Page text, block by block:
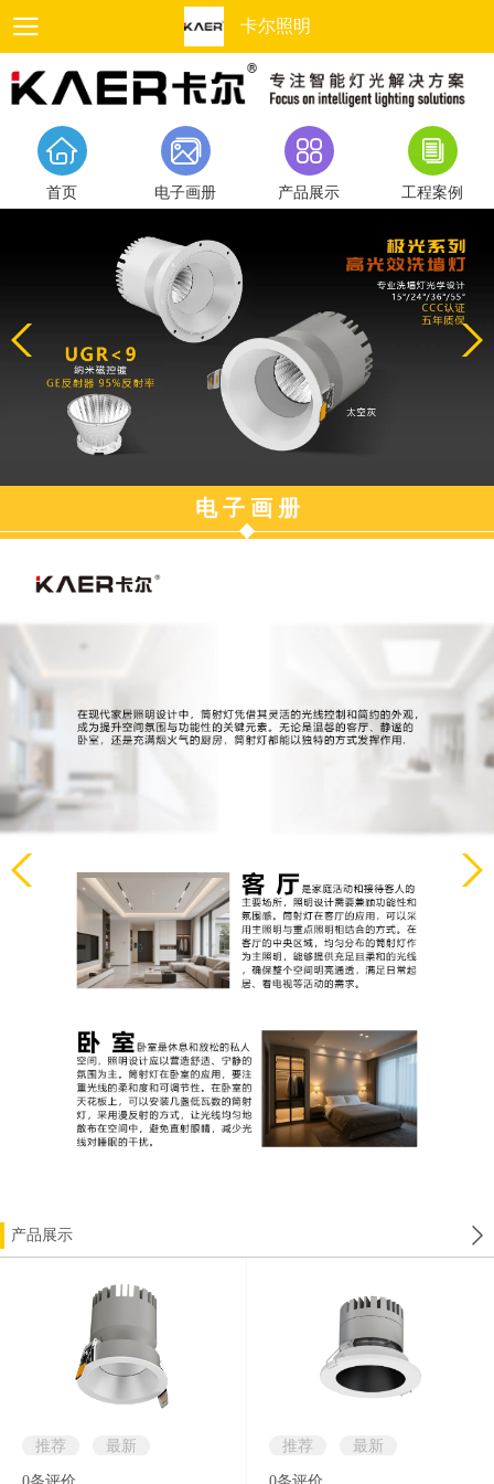
卡尔照明
首页 电子画册 产品展示 工程案例
电 子 画 册
产品展示
推荐 最新 推荐 最新